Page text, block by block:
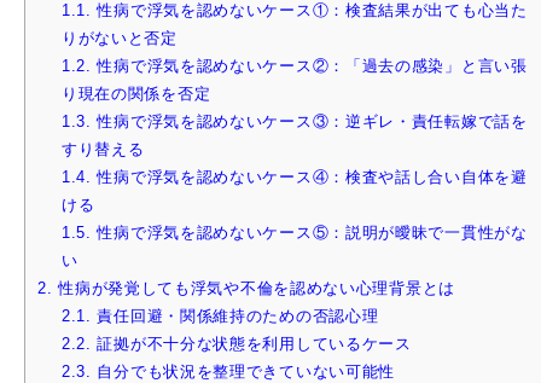
1.1. 性病で浮気を認めないケース①：検査結果が出ても心当た
りがないと否定
1.2. 性病で浮気を認めないケース②：「過去の感染」と言い張
り現在の関係を否定
1.3. 性病で浮気を認めないケース③：逆ギレ・責任転嫁で話を
すり替える
1.4. 性病で浮気を認めないケース④：検査や話し合い自体を避
ける
1.5. 性病で浮気を認めないケース⑤：説明が曖昧で一貫性がな
い
2. 性病が発覚しても浮気や不倫を認めない心理背景とは
2.1. 責任回避・関係維持のための否認心理
2.2. 証拠が不十分な状態を利用しているケース
2.3. 自分でも状況を整理できていない可能性